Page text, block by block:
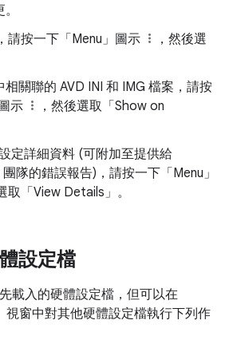
請按一下「Menu」 圖示
，然後選
關聯的 AVD INI 和 IMG 檔案，請按
示
，然後選取「Show on
定詳細資料 (可附加至提供給
隊的錯誤報告)，請按一下「Menu」
取「View Details」 。
設定檔
載入的硬體設定檔，但可以在
視窗中對其他硬體設定檔執行下列作